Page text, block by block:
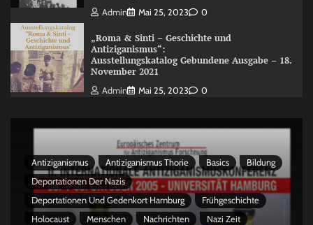
Admin Mai 25, 2023 0
„Roma & Sinti – Geschichte und
Antiziganismus“:
Ausstellungskatalog Gebundene Ausgabe – 18.
November 2021
Admin Mai 25, 2023 0
Antiziganismus Antiziganismus Thorie Basics
Bildung
Deportationen Der Nazis
Deportationen Und Gedenkort Hamburg
Frühgeschichte
Holocaust
Menschen Nachrichten Nazi Zeit